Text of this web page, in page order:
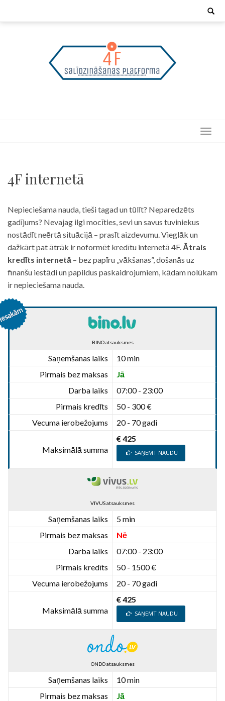
Search
4F internetā
Nepieciešama nauda, tieši tagad un tūlīt? Neparedzēts
gadījums? Nevajag ilgi mocīties, sevi un savus tuviniekus
nostādīt neērtā situācijā – prasīt aizdevumu. Vieglāk un
dažkārt pat ātrāk ir noformēt kredītu internetā 4F. Ātrais
kredīts internetā – bez papīru „vākšanas”, došanās uz
finanšu iestādi un papildus paskaidrojumiem, kādam nolūkam
ir nepieciešama nauda.
BINO atsauksmes
Saņemšanas laiks
10 min
Pirmais bez maksas
Jā
Darba laiks
07:00 - 23:00
Pirmais kredīts
50 - 300 €
Vecuma ierobežojums
20 - 70 gadi
Maksimālā summa
€ 425
SAŅEMT NAUDU
VIVUS atsauksmes
Saņemšanas laiks
5 min
Pirmais bez maksas
Nē
Darba laiks
07:00 - 23:00
Pirmais kredīts
50 - 1500 €
Vecuma ierobežojums
20 - 70 gadi
Maksimālā summa
€ 425
SAŅEMT NAUDU
ONDO atsauksmes
Saņemšanas laiks
10 min
Pirmais bez maksas
Jā